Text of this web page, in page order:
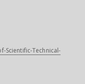
Scientific-Technical-